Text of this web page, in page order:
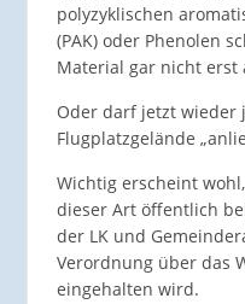
polyzyklischen
(PAK) oder Phenolen
Material gar nicht erst
Oder darf jetzt wieder
Flugplatzgelände
Wichtig erscheint
dieser Art öffentlich
der LK und
Verordnung über das
eingehalten wird.